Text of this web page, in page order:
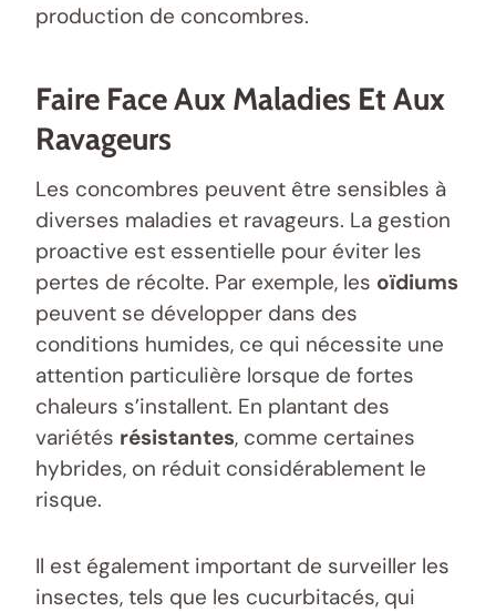
production de concombres.
Faire Face Aux Maladies Et Aux
Ravageurs
Les concombres peuvent être sensibles à
diverses maladies et ravageurs. La gestion
proactive est essentielle pour éviter les
pertes de récolte. Par exemple, les oïdiums
peuvent se développer dans des
conditions humides, ce qui nécessite une
attention particulière lorsque de fortes
chaleurs s’installent. En plantant des
variétés résistantes, comme certaines
hybrides, on réduit considérablement le
risque.
Il est également important de surveiller les
insectes, tels que les cucurbitacés, qui